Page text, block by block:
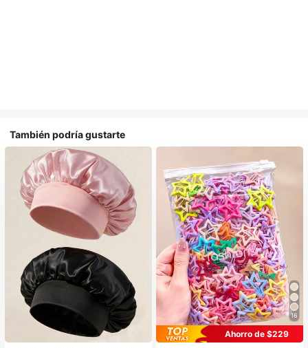
También podría gustarte
#1 Más vendidos
en Multicolor Gorros para el pelo para mujer
Establecido hace 1 año
16
Ahorro de $229